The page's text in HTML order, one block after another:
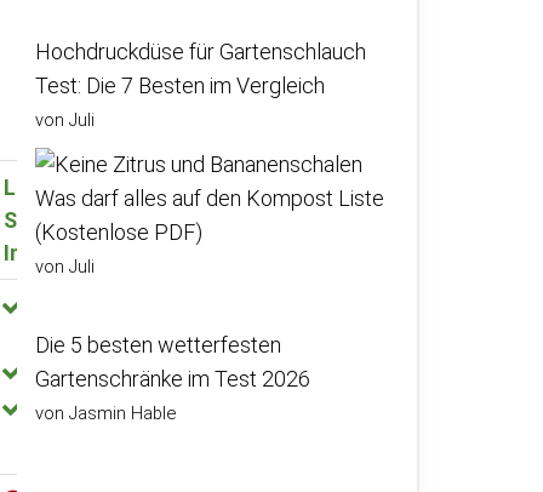
Lumaland Lounge
Sitzsack Eckteil –
Indoor & Outdoor
Juskys Jamaika 2in1
Stoff
einfacher Aufbau
pflegeleicht
gute Qualität
Hochdruckdüse für Gartenschlauch
Test: Die 7 Besten im Vergleich
von Juli
Was darf alles auf den Kompost Liste
(Kostenlose PDF)
von Juli
Die 5 besten wetterfesten
Gartenschränke im Test 2026
von Jasmin Hable